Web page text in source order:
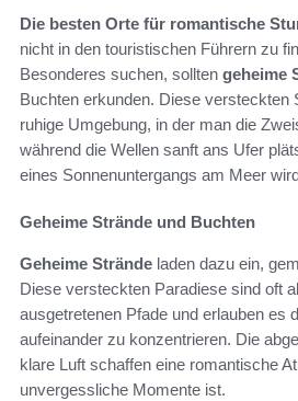
Die besten Orte für romantische
nicht in den touristischen Führern zu
Besonderes suchen, sollten geheime
Buchten erkunden. Diese versteckten
ruhige Umgebung, in der man die
während die Wellen sanft ans Ufer
eines Sonnenuntergangs am Meer
Geheime Strände und Buchten
Geheime Strände laden dazu ein,
Diese versteckten Paradiese sind oft
ausgetretenen Pfade und erlauben es
aufeinander zu konzentrieren. Die
klare Luft schaffen eine romantische
unvergessliche Momente ist.